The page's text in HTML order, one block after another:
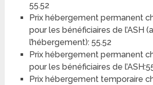
55.52
Prix hébergement permanent
pour les bénéficiaires de l’ASH
l’hébergement): 55.52
Prix hébergement permanent
pour les bénéficiaires de
Prix hébergement temporaire